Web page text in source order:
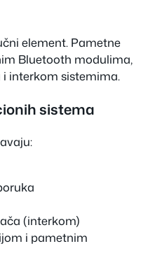
element. Pametne
Bluetooth modulima,
interkom sistemima.
sistema
(interkom)
i pametnim